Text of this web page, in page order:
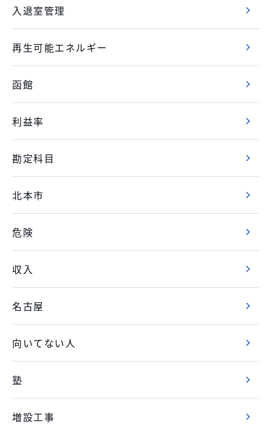
入退室管理
再生可能エネルギー
函館
利益率
勘定科目
北本市
危険
収入
名古屋
向いてない人
塾
増設工事